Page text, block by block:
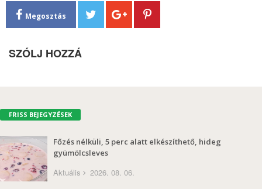
Megosztás
SZÓLJ HOZZÁ
FRISS BEJEGYZÉSEK
Főzés nélküli, 5 perc alatt elkészíthető, hideg
gyümölcsleves
Aktuális 2026. 08. 06.